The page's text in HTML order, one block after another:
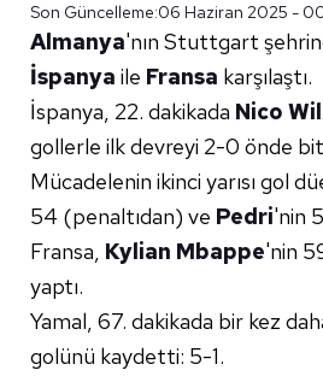
Son Güncelleme:06 Haziran 2025 -
Almanya'nın Stuttgart
İspanya ile Fransa karşılaştı.
İspanya, 22. dakikada Nico
gollerle ilk devreyi 2-0 önde
Mücadelenin ikinci yarısı gol
54 (penaltıdan) ve Pedri'nin
Fransa, Kylian Mbappe'nin
yaptı.
Yamal, 67. dakikada bir kez
golünü kaydetti: 5-1.